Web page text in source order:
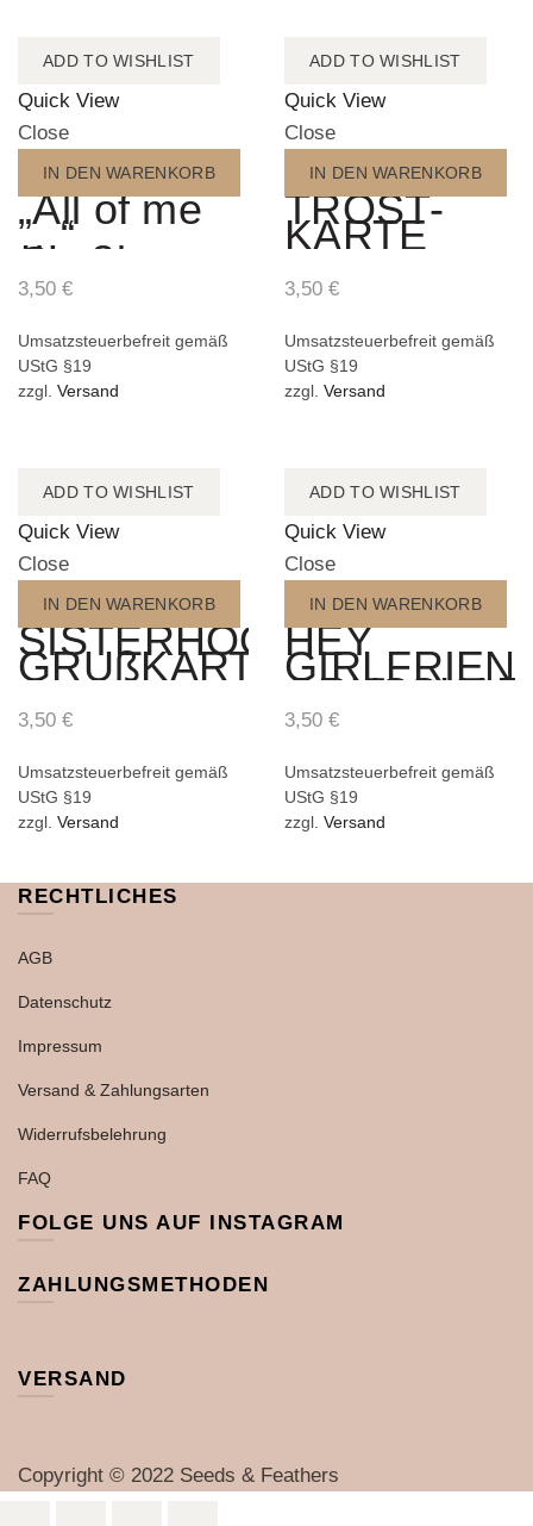
ADD TO WISHLIST
Quick View
Close
IN DEN WARENKORB
„All of me
…“
Grußkarte
3,50 €
Umsatzsteuerbefreit gemäß
UStG §19
zzgl. Versand
ADD TO WISHLIST
Quick View
Close
IN DEN WARENKORB
TROST-
KARTE
3,50 €
Umsatzsteuerbefreit gemäß
UStG §19
zzgl. Versand
ADD TO WISHLIST
Quick View
Close
IN DEN WARENKORB
SISTERHOOD
GRUßKARTE
3,50 €
Umsatzsteuerbefreit gemäß
UStG §19
zzgl. Versand
ADD TO WISHLIST
Quick View
Close
IN DEN WARENKORB
HEY
3,50 €
Umsatzsteuerbefreit gemäß
UStG §19
zzgl. Versand
RECHTLICHES
AGB
Datenschutz
Impressum
Versand & Zahlungsarten
Widerrufsbelehrung
FAQ
FOLGE UNS AUF INSTAGRAM
ZAHLUNGSMETHODEN
VERSAND
Copyright © 2022 Seeds & Feathers